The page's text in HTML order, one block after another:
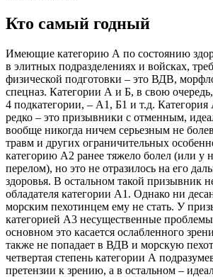
Кто самый годный
Имеющие категорию А по состоянию
в элитных подразделениях и войсках,
физической подготовки – это ВДВ,
спецназ. Категории А и Б, в свою
4 подкатегории, – А1, Б1 и т.д. Категория
редко – это призывники с отменным,
вообще никогда ничем серьезным не
травм и других ограничительных
категорию А2 ранее тяжело болел (или у
перелом), но это не отразилось на его
здоровья. В остальном такой призывник
обладателя категории А1. Однако ни
морским пехотинцем ему не стать. У
категорией А3 несущественные проблемы
основном это касается ослабленного
также не попадает в ВДВ и морскую
четвертая степень категории А
претензии к зрению, а в остальном –